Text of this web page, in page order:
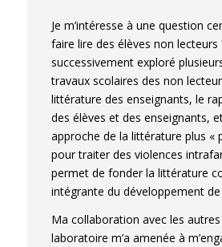
pour les enjeux
primaire au 20e siècle., Oct
France.⟨hal-04012571⟩
Stéphanie Genre, Kathy
Waszak. Sujet lecteur, sujet
quelles transactions ?.
des Chercheurs en
Littérature « l’enseignant
littérature », Université
2021, Grenoble, France.⟨hal-
Stéphanie Genre, Kathy
Waszak. Le Jogging d'écriture
explicitations dans les
analytique en France au
Belhadjin et Marie-France
extraits en classe de français.
Universitaires de Namur,
Diptyque, 978-2-39029-141-
Je m’intéresse à une question
faire lire des élèves non lecteurs ?
successivement exploré
travaux scolaires des non
littérature des enseignants, le
des élèves et des enseignants,
approche de la littérature plus «
pour traiter des violences
permet de fonder la littérature
intégrante du développement
Ma collaboration avec les
laboratoire m’a amenée à